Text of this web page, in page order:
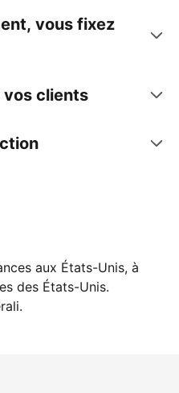
vous fixez
vos clients
nous dès maintenant
aux États-Unis, à
des États-Unis.